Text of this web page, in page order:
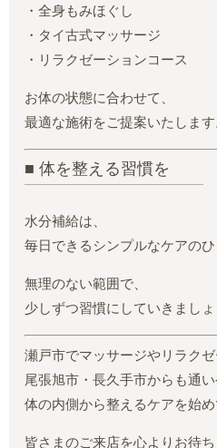
・全身もみほぐし
・タイ古式マッサージ
・リラクゼーションコース
お体の状態に合わせて、
最適な施術をご提案いたします
■ 体を整える習慣を
水分補給は、
毎日できるシンプルなケアのひ
無理のない範囲で、
少しずつ習慣にしていきましょ
瀬戸市でマッサージやリラクゼ
尾張旭市・長久手市からも通い
体の内側から整えるケアを始
皆さまのご来店を心よりお待